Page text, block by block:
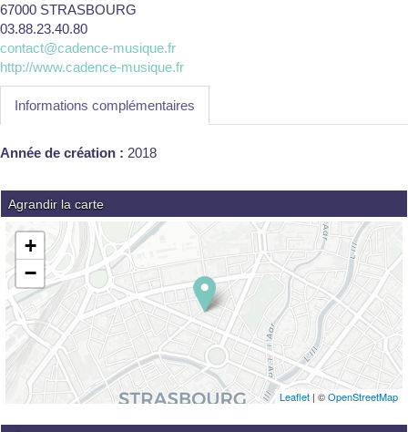
67000 STRASBOURG
03.88.23.40.80
contact@cadence-musique.fr
http://www.cadence-musique.fr
Informations complémentaires
Année de création : 2018
Agrandir la carte
+
−
Leaflet | ©OpenStreetMap